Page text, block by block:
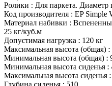
Ролики : Для паркета. Диаметр
Код производителя : EP Simple
Материал набивки :
25 кг/куб.м
Допустимая нагрузка : 120 кг
Максимальная высота (общая) :
Минимальная высота (общая) :
Минимальная высота сиденья :
Максимальная высота сиденья :
Глубина сиденья : 510